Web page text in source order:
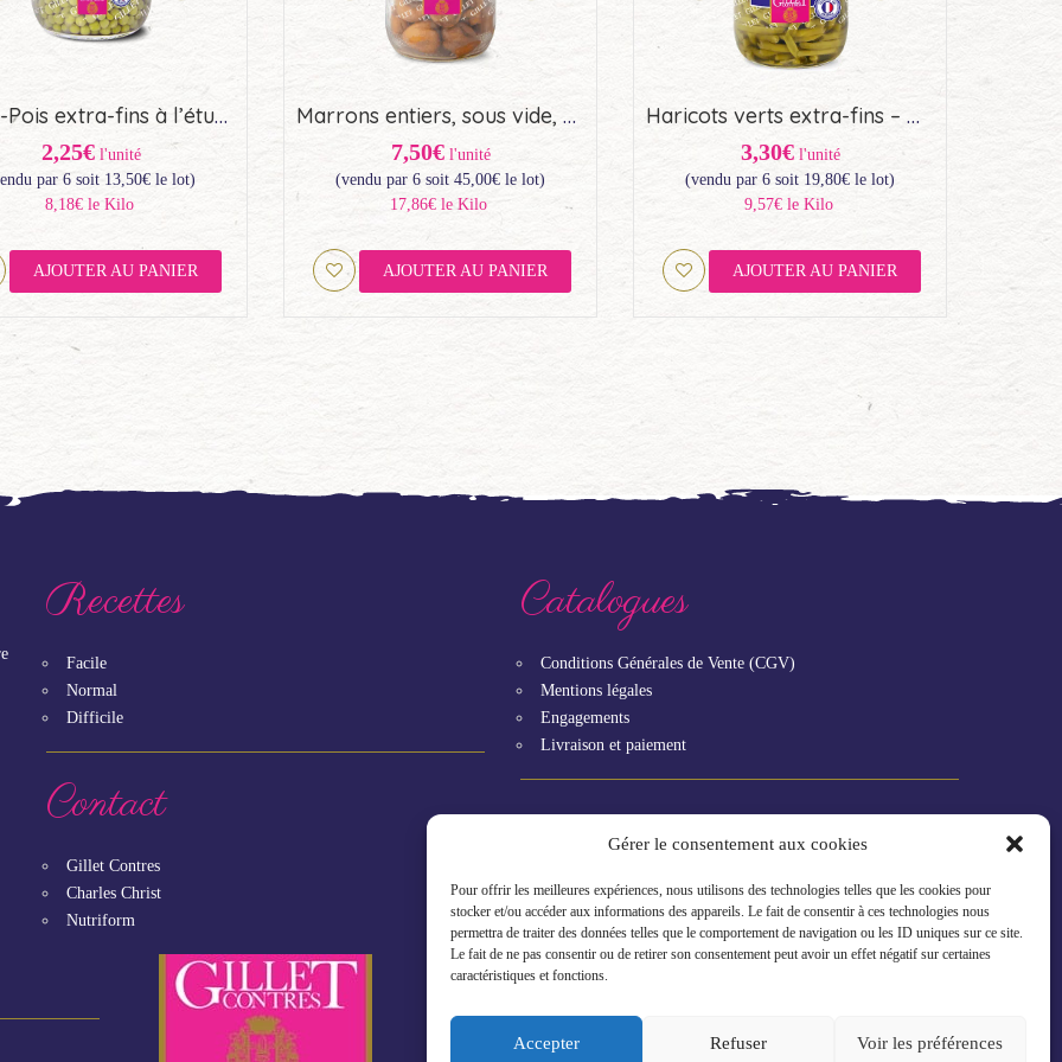
Gérer le consentement aux cookies
Pour offrir les meilleures expériences, nous utilisons des technologies telles que les cookies pour
stocker et/ou accéder aux informations des appareils. Le fait de consentir à ces technologies nous
permettra de traiter des données telles que le comportement de navigation ou les ID uniques sur ce site.
Le fait de ne pas consentir ou de retirer son consentement peut avoir un effet négatif sur certaines
caractéristiques et fonctions.
Accepter Refuser Voir les préférences
Petits-Pois extra-fins à l’étuvée – Origine France (42,5cl)
2,25€ l'unité
par 6 soit 13,50€le lot)
8,18€ le Kilo
AJOUTER AU PANIER
Marrons entiers, sous vide, à l’étouffée (72cl)
7,50€ l'unité
(vendu par 6 soit 45,00€le lot)
17,86€ le Kilo
AJOUTER AU PANIER
Haricots verts extra-fins – Origine France (72cl)
3,30€ l'unité
(vendu par 6 soit 19,80€le lot)
9,57€ le Kilo
AJOUTER AU PANIER
Recettes
Facile
Normal
Difficile
Contact
Gillet Contres
Charles Christ
Nutriform
Catalogues
Conditions Générales de Vente (CGV)
Mentions légales
Engagements
Livraison et paiement
Vous êtes un professionnel ?
GAMME RHF